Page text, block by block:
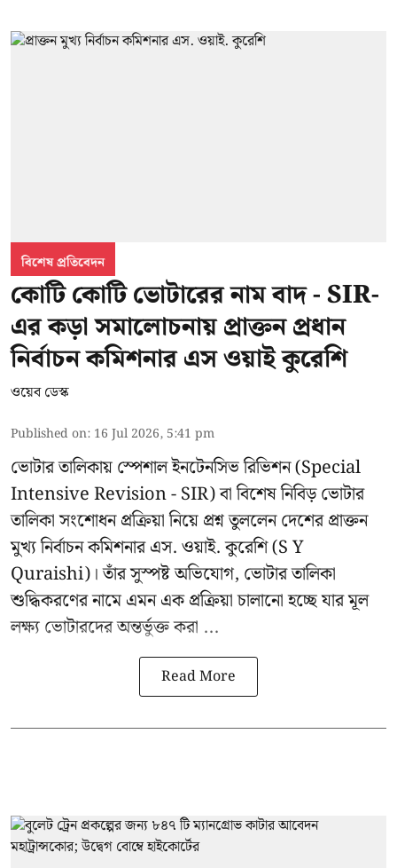
বিশেষ প্রতিবেদন
কোটি কোটি ভোটারের নাম বাদ - SIR-
এর কড়া সমালোচনায় প্রাক্তন প্রধান
নির্বাচন কমিশনার এস ওয়াই কুরেশি
ওয়েব ডেস্ক
Published on: 16 Jul 2026, 5:41 pm
ভোটার তালিকায় স্পেশাল ইনটেনসিভ রিভিশন (Special
Intensive Revision - SIR) বা বিশেষ নিবিড় ভোটার
তালিকা সংশোধন প্রক্রিয়া নিয়ে প্রশ্ন তুললেন দেশের প্রাক্তন
মুখ্য নির্বাচন কমিশনারএস. ওয়াই. কুরেশি(S Y
Quraishi)। তাঁর সুস্পষ্ট অভিযোগ, ভোটার তালিকা
শুদ্ধিকরণের নামে এমন এক প্রক্রিয়া চালানো হচ্ছে যার মূল
লক্ষ্য ভোটারদের অন্তর্ভুক্ত করা ...
Read More